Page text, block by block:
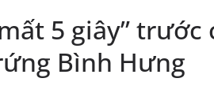
5 giây” trước
Bình Hưng